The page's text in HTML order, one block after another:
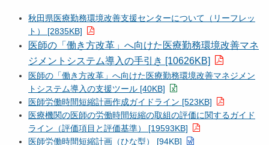
秋田県医療勤務環境改善支援センターについて（リーフレッ
ト） [2835KB]
医師の「働き方改革」へ向けた医療勤務環境改善マネ
ジメントシステム導入の手引き [10626KB]
医師の「働き方改革」へ向けた医療勤務環境改善マネジメン
トシステム導入の支援ツール [40KB]
医師労働時間短縮計画作成ガイドライン [523KB]
医療機関の医師の労働時間短縮の取組の評価に関するガイド
ライン（評価項目と評価基準） [19593KB]
医師労働時間短縮計画（ひな型） [94KB]